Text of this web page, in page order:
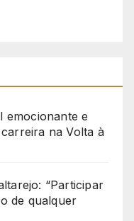
emocionante e
na Volta à
“Participar
de qualquer